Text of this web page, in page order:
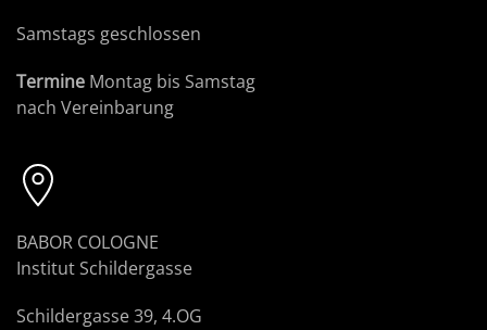
Samstags geschlossen
Termine Montag bis Samstag
nach Vereinbarung
BABOR COLOGNE
Institut Schildergasse
Schildergasse 39, 4.OG